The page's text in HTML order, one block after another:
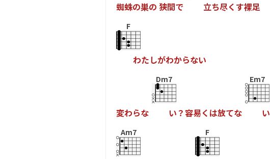
蜘蛛の巣の 狭間で 立ち尽く す裸足
F
わたしがわからない
変わらな
Dm7
い ？容易く は放てな
Em7
い
Am7 F